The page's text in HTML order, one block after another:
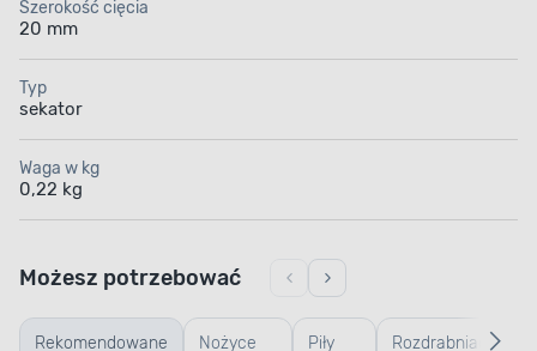
Szerokość cięcia
20 mm
Typ
sekator
Waga w kg
0,22 kg
Rekomendowane Nożyce Piły Rozdrabniacze
Możesz potrzebować